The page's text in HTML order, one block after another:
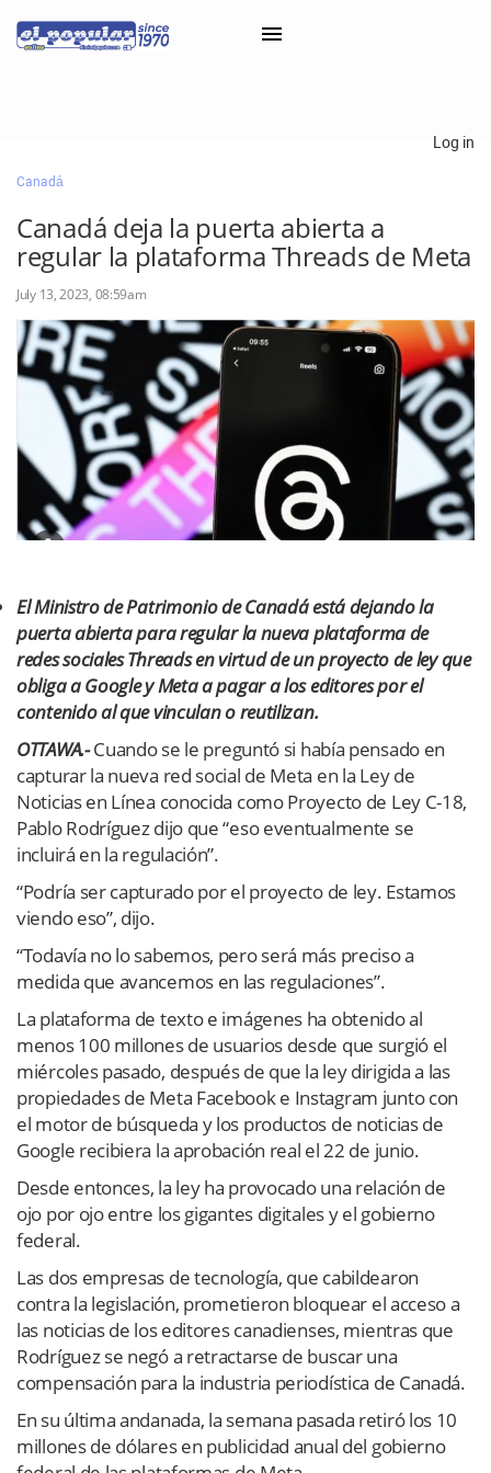
Classifieds
Categorías
Iniciar sesión con Clascal
×
Log in
Canadá
Canadá deja la puerta abierta a
regular la plataforma Threads de Meta
July 13, 2023, 08:59am
El Ministro de Patrimonio de Canadá está dejando la
puerta abierta para regular la nueva plataforma de
redes sociales Threads en virtud de un proyecto de ley que
obliga a Google y Meta a pagar a los editores por el
contenido al que vinculan o reutilizan.
OTTAWA.-Cuando se le preguntó si había pensado en
capturar la nueva red social de Meta en la Ley de
Noticias en Línea conocida como Proyecto de Ley C-18,
Pablo Rodríguez dijo que “eso eventualmente se
incluirá en la regulación”.
“Podría ser capturado por el proyecto de ley. Estamos
viendo eso”, dijo.
“Todavía no lo sabemos, pero será más preciso a
medida que avancemos en las regulaciones”.
La plataforma de texto e imágenes ha obtenido al
menos 100 millones de usuarios desde que surgió el
miércoles pasado, después de que la ley dirigida a las
propiedades de Meta Facebook e Instagram junto con
el motor de búsqueda y los productos de noticias de
Google recibiera la aprobación real el 22 de junio.
Desde entonces, la ley ha provocado una relación de
ojo por ojo entre los gigantes digitales y el gobierno
federal.
Las dos empresas de tecnología, que cabildearon
contra la legislación, prometieron bloquear el acceso a
las noticias de los editores canadienses, mientras que
Rodríguez se negó a retractarse de buscar una
compensación para la industria periodística de Canadá.
En su última andanada, la semana pasada retiró los 10
millones de dólares en publicidad anual del gobierno